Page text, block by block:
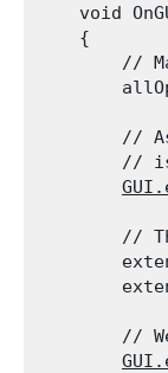
void
    {
//
//
//
//
//